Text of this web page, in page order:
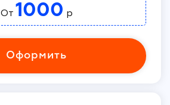
От 1000 р
Оформить